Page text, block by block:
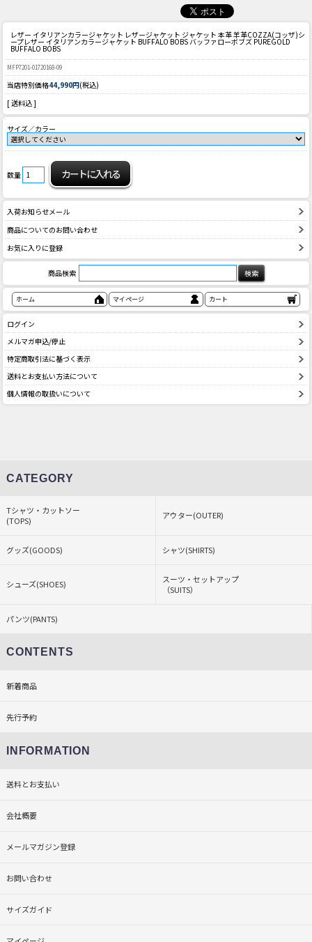
レザー イタリアンカラージャケット レザージャケット ジャケット 本革 羊革COZZA(コッザ)シ
ープレザー イタリアンカラージャケット BUFFALO BOBS バッファローボブズ PUREGOLD
BUFFALO BOBS
MFP7201-01720168-09
当店特別価格44,990円(税込)
[ 送料込 ]
サイズ／カラー
数量
入荷お知らせメール
商品についてのお問い合わせ
お気に入りに登録
商品検索
ホーム マイページ カート
ログイン
メルマガ申込/停止
特定商取引法に基づく表示
送料とお支払い方法について
個人情報の取扱いについて
CATEGORY
Tシャツ・カットソー
(TOPS)
アウター(OUTER)
グッズ(GOODS) シャツ(SHIRTS)
シューズ(SHOES)
スーツ・セットアップ
（SUITS）
パンツ(PANTS)
CONTENTS
新着商品
先行予約
INFORMATION
送料とお支払い
会社概要
メールマガジン登録
お問い合わせ
サイズガイド